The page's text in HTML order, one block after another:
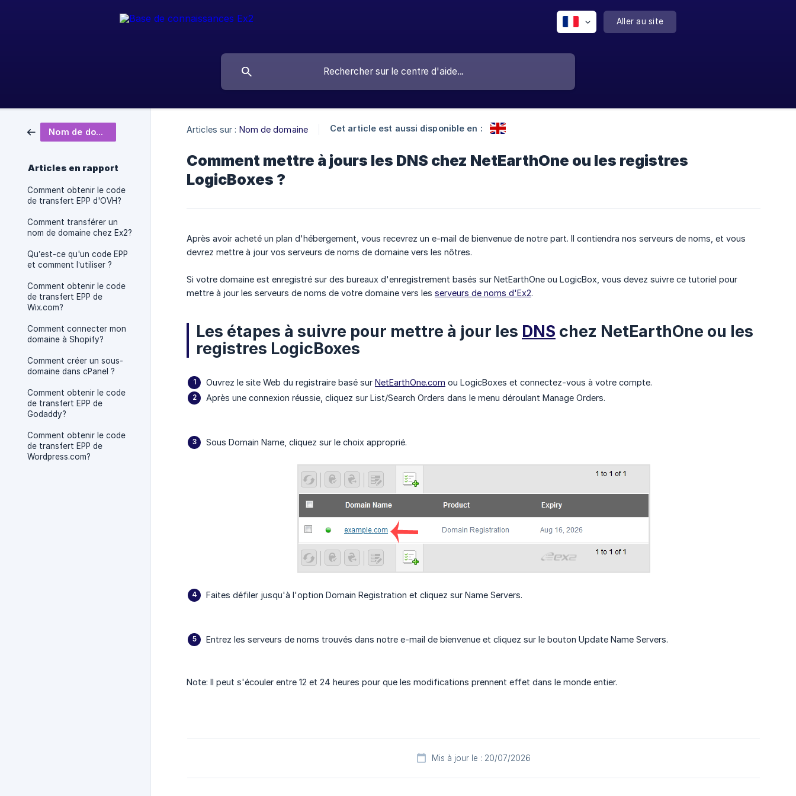
Aller au site
Nom de domaine
Articles en rapport
Comment obtenir le code
de transfert EPP d'OVH?
Comment transférer un
nom de domaine chez Ex2?
Qu’est-ce qu'un code EPP
et comment l’utiliser ?
Comment obtenir le code
de transfert EPP de
Wix.com?
Comment connecter mon
domaine à Shopify?
Comment créer un sous-
domaine dans cPanel ?
Comment obtenir le code
de transfert EPP de
Godaddy?
Comment obtenir le code
de transfert EPP de
Wordpress.com?
Articles sur : Nom de domaine Cet article est aussi disponible en :
Comment mettre à jours les DNS chez NetEarthOne ou les registres
LogicBoxes ?
Après avoir acheté un plan d'hébergement, vous recevrez un e-mail de bienvenue de notre part. Il contiendra nos serveurs de noms, et vous
devrez mettre à jour vos serveurs de noms de domaine vers les nôtres.
Si votre domaine est enregistré sur des bureaux d'enregistrement basés sur NetEarthOne ou LogicBox, vous devez suivre ce tutoriel pour
mettre à jour les serveurs de noms de votre domaine vers les serveurs de noms d'Ex2.
Les étapes à suivre pour mettre à jour les DNS chez NetEarthOne ou les
registres LogicBoxes
Ouvrez le site Web du registraire basé sur NetEarthOne.com ou LogicBoxes et connectez-vous à votre compte.
Après une connexion réussie, cliquez sur List/Search Orders dans le menu déroulant Manage Orders.
Sous Domain Name, cliquez sur le choix approprié.
Faites défiler jusqu'à l'option Domain Registration et cliquez sur Name Servers.
Entrez les serveurs de noms trouvés dans notre e-mail de bienvenue et cliquez sur le bouton Update Name Servers.
Note: Il peut s'écouler entre 12 et 24 heures pour que les modifications prennent effet dans le monde entier.
Mis à jour le : 20/07/2026